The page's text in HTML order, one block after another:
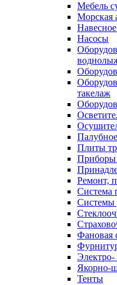
Мебель
Морская
Насосы
такелаж
Плиты
Приборы
Ремонт,
Система
Системы
Фановая
Электро-
Якорно-
Тенты